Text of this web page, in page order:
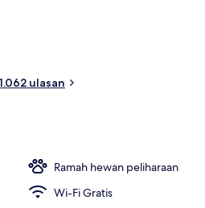
kebugaran, dan sauna adalah
terkesan dengan kolam renang
ulasan
Ramah hewan peliharaan
Wi-Fi Gratis